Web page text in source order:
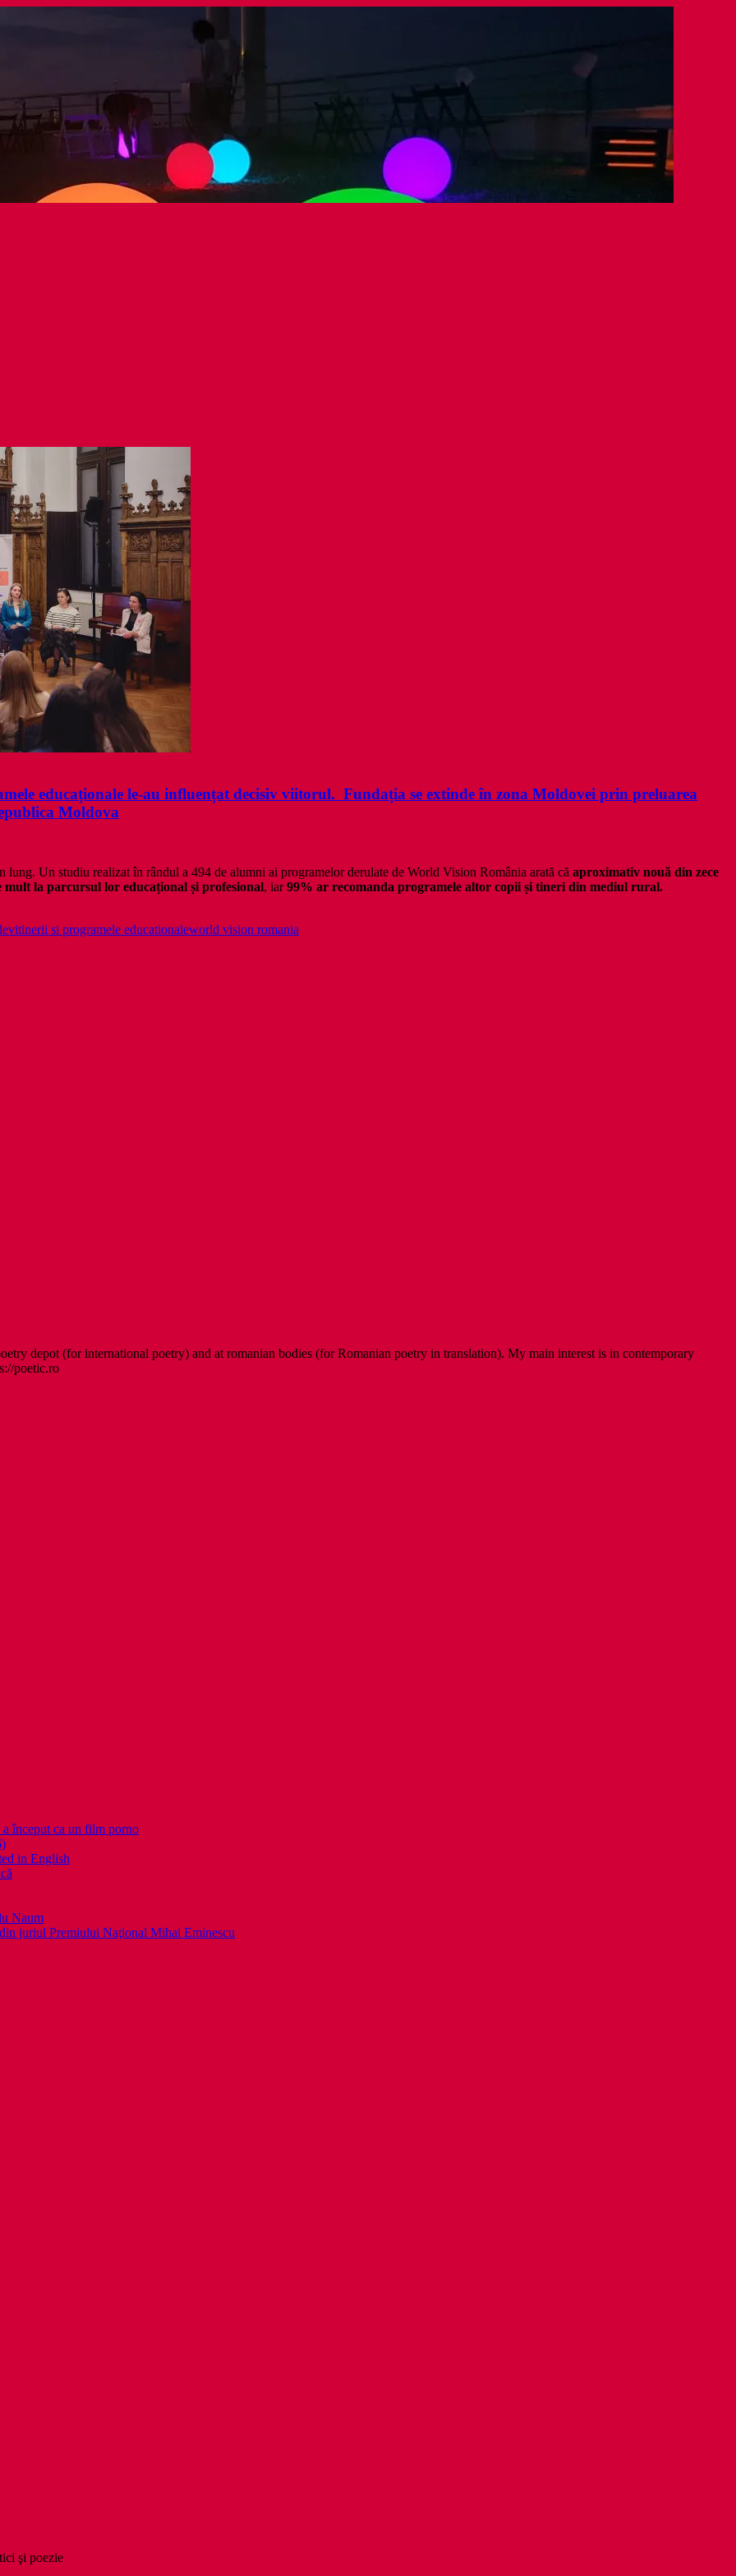
educaționale le-au influențat decisiv viitorul. Fundația se extinde în zona Moldovei prin preluarea
Moldova
Un studiu realizat în rândul a 494 de alumni ai programelor derulate de World Vision România arată că aproximativ nouă din zece
la parcursul lor educațional și profesional, iar99% ar recomanda programele altor copii și tineri din mediul rural.
tinerii si programele educationaleworld vision romania
depot (for international poetry) and at romanian bodies (for Romanian poetry in translation). My main interest is in contemporary
poetic.ro
început ca un film porno
in English
Naum
juriul Premiului Naţional Mihai Eminescu
şi poezie